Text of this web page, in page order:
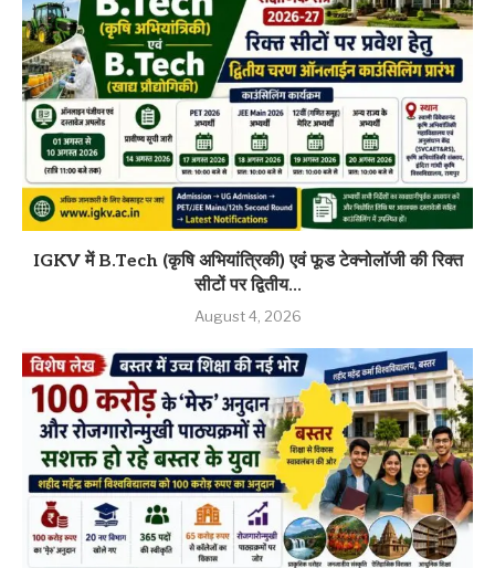
IGKV में B.Tech (कृषि अभियांत्रिकी) एवं फूड टेक्नोलॉजी की रिक्त
सीटों पर द्वितीय...
August 4, 2026